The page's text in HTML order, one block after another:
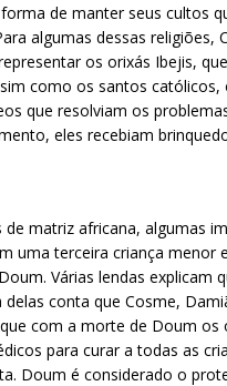
de manter seus cultos
algumas dessas religiões,
os orixás Ibejis,
como os santos católicos,
que resolviam os
eles recebiam
de matriz africana, algumas
uma terceira criança menor
Várias lendas explicam
delas conta que Cosme,
com a morte de Doum os
para curar a todas as
Doum é considerado o